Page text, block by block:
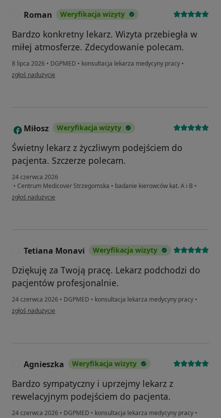
Roman Weryfikacja wizyty
Bardzo konkretny lekarz. Wizyta przebiegła w
miłej atmosferze. Zdecydowanie polecam.
8 lipca 2026 • DGPMED • konsultacja lekarza medycyny pracy •
w opinii użytkownika Roman
zgłoś nadużycie
M Miłosz Weryfikacja wizyty
Świetny lekarz z życzliwym podejściem do
pacjenta. Szczerze polecam.
24 czerwca 2026
• Centrum Medicover Strzegomska • badanie kierowców kat. A i B •
w opinii użytkownika Miłosz
zgłoś nadużycie
Tetiana Monavi Weryfikacja wizyty
Dziękuję za Twoją pracę. Lekarz podchodzi do
pacjentów profesjonalnie.
24 czerwca 2026 • DGPMED • konsultacja lekarza medycyny pracy •
w opinii użytkownika Tetiana Monavi
zgłoś nadużycie
Agnieszka Weryfikacja wizyty
Bardzo sympatyczny i uprzejmy lekarz z
rewelacyjnym podejściem do pacjenta.
24 czerwca 2026 • DGPMED • konsultacja lekarza medycyny pracy •